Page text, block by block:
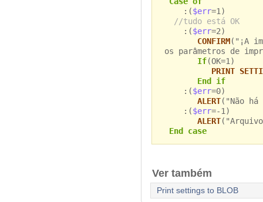
:($err=1)
//tudo está OK
:($err=2)
CONFIRM("¡A
os parâmetros de
If(OK=1)
PRINT
End if
:($err=0)
ALERT("Não
:($err=-1)
ALERT
End case
Ver também
Print settings to BLOB